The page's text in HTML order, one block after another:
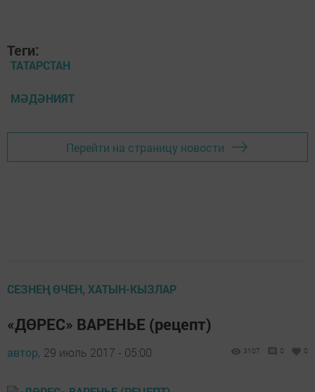
Теги:
ТАТАРСТАН
МӘДӘНИЯТ
Перейти на страницу новости
СЕЗНЕҢ ӨЧЕН, ХАТЫН-КЫЗЛАР
«ДӨРЕС» ВАРЕНЬЕ (рецепт)
автор, 29 июль 2017 - 05:00 3107 0 0